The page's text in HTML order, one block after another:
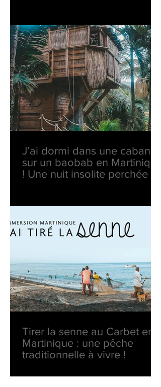
J’ai dormi dans une cabane
sur un baobab en Martinique
! Une nuit insolite perchée en
Tirer la senne au Carbet en
Martinique : une pêche
traditionnelle à vivre !